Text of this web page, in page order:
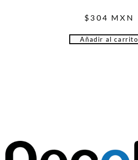
$ 304 MXN
Añadir al carrito